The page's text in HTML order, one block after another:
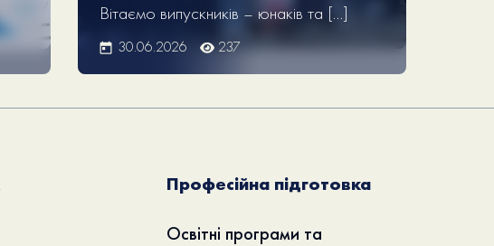
Вітаємо випускників – юнаків та […]
30.06.2026 237
Професійна підготовка
Освітні програми та